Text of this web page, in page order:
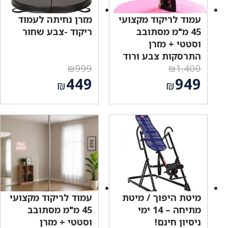
עמוד לריקוד מקצועי
45 מ"מ מסתובב
וסטטי + מזרן
התרסקות צבע ורוד
₪1,400
המחיר
המקורי
היה:
₪1,400.
₪949
הנוכחי
מזרן נחיתה לעמוד
ריקוד -צבע שחור
₪999
המחיר
המקורי
היה:
₪999.
₪449
הנוכחי
הוא:
₪449.
מיטת היפוך / מיטת
מתיחה – 14 ימי
ניסיון חינם!
עמוד לריקוד מקצועי
45 מ"מ מסתובב
וסטטי + מזרן